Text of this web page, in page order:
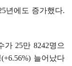
년에도 증가했다.
가 25만8242명으
(+6.56%) 늘어났다